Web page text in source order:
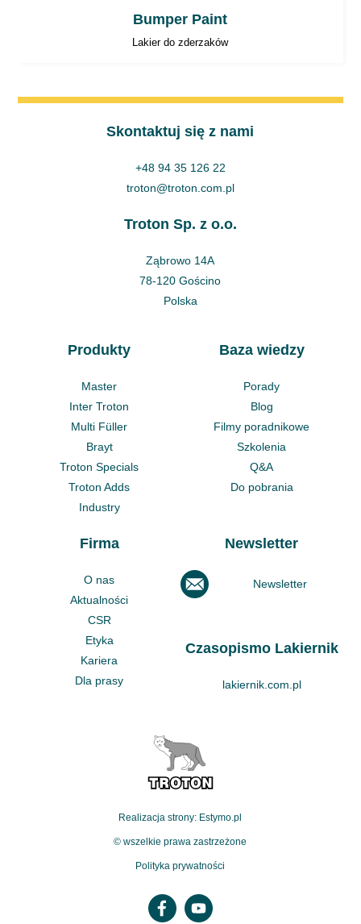
Bumper Paint
Lakier do zderzaków
Skontaktuj się z nami
+48 94 35 126 22
troton@troton.com.pl
Troton Sp. z o.o.
Ząbrowo 14A
78-120 Gościno
Polska
Produkty
Master
Inter Troton
Multi Füller
Brayt
Troton Specials
Troton Adds
Industry
Baza wiedzy
Porady
Blog
Filmy poradnikowe
Szkolenia
Q&A
Do pobrania
Firma
O nas
Aktualności
CSR
Etyka
Kariera
Dla prasy
Newsletter
Newsletter
Czasopismo Lakiernik
lakiernik.com.pl
Realizacja strony: Estymo.pl
© wszelkie prawa zastrzeżone
Polityka prywatności